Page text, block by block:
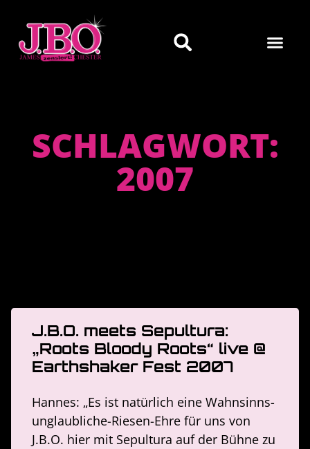
SCHLAGWORT:
2007
J.B.O. meets Sepultura:
„Roots Bloody Roots“ live @
Earthshaker Fest 2007
Hannes: „Es ist natürlich eine Wahnsinns-
unglaubliche-Riesen-Ehre für uns von
J.B.O. hier mit Sepultura auf der Bühne zu